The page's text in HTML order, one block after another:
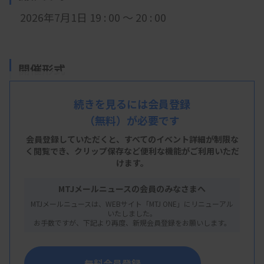
2026年7月1日 19 : 00 ～ 20 : 00
開催形式
会 場
信楽園病院 2階 会議室1
新潟市西区新通南3-3-11
新潟県臨床検査技師会
続きを見るには会員登録
（無料）が必要です
会員登録していただくと、すべてのイベント詳細が制限な
く閲覧でき、 クリップ保存など便利な機能がご利用いただ
けます。
MTJメールニュースの会員のみなさまへ
MTJメールニュースは、WEBサイト「MTJ ONE」にリニューアル
いたしました。
お手数ですが、下記より再度、新規会員登録をお願いします。